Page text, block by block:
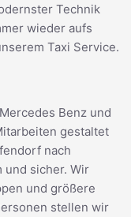
Technik
wieder aufs
Taxi Service.
Benz und
gestaltet
nach
und sicher. Wir
und größere
stellen wir